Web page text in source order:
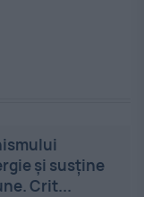
și susține
Crit...